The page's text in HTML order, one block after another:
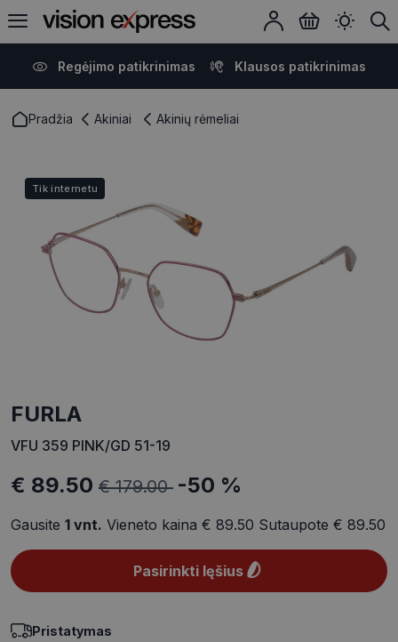
Regėjimo patikrinimas Klausos patikrinimas
Pradžia Akiniai Akinių rėmeliai
Tik internetu
FURLA
VFU 359 PINK/GD 51-19
€ 89.50 € 179.00 -50 %
Gausite 1 vnt. Vieneto kaina € 89.50 Sutaupote € 89.50
Pasirinkti lęšius
Pristatymas